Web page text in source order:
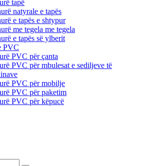
tapë
natyrale e tapës
e tapës e shtypur
me tegela me tegela
e tapës së ylberit
PVC
PVC për çanta
PVC për mbulesat e sediljeve të
PVC për mobilje
PVC për paketim
PVC për këpucë